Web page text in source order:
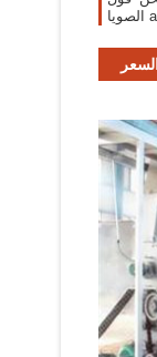
الصويا arabcrushers آلة طحن فول الصويا زيت 6yl $